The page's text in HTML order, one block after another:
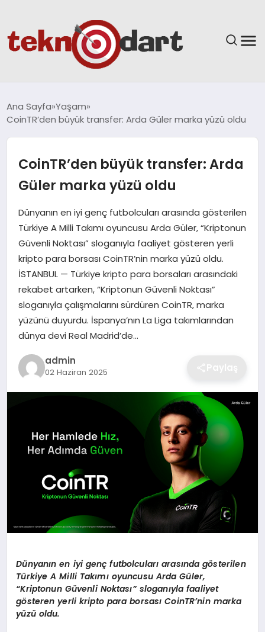
BILIM & TEKNOLOJI
EĞITIM
GÜNDEM
SPOR
EKONOMI
MAGAZIN
OTOMOBIL
TEKNOLOJI
Ana Sayfa Yaşam
CoinTR’den büyük transfer: Arda Güler marka yüzü oldu
CoinTR’den büyük transfer: Arda
Güler marka yüzü oldu
Dünyanın en iyi genç futbolcuları arasında gösterilen
Türkiye A Milli Takımı oyuncusu Arda Güler, “Kriptonun
Güvenli Noktası” sloganıyla faaliyet gösteren yerli
kripto para borsası CoinTR’nin marka yüzü oldu.
İSTANBUL — Türkiye kripto para borsaları arasındaki
rekabet artarken, “Kriptonun Güvenli Noktası”
sloganıyla çalışmalarını sürdüren CoinTR, marka
yüzünü duyurdu. İspanya’nın La Liga takımlarından
dünya devi Real Madrid’de…
admin
02 Haziran 2025
Dünyanın en iyi genç futbolcuları arasında gösterilen
Türkiye A Milli Takımı oyuncusu Arda Güler,
“Kriptonun Güvenli Noktası” sloganıyla faaliyet
gösteren yerli kripto para borsası CoinTR’nin marka
yüzü oldu.